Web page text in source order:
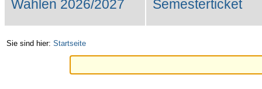
Wahlen 2026/2027 Semesterticket
Sie sind hier: Startseite